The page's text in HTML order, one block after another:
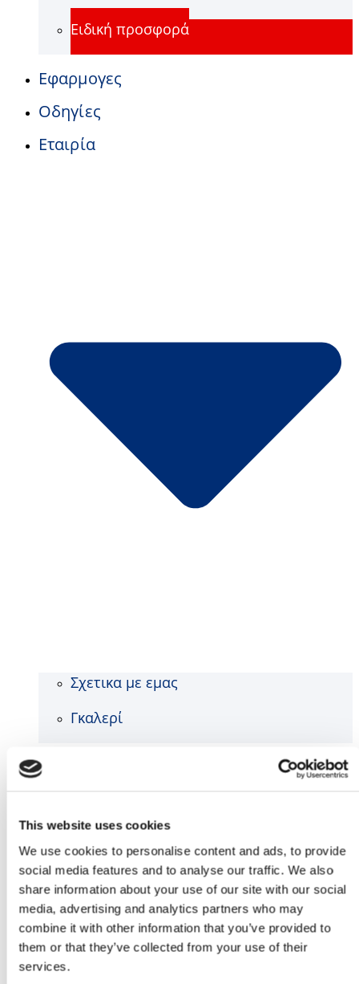
This website uses cookies
We use cookies to personalise content and ads, to provide
social media features and to analyse our traffic. We also
share information about your use of our site with our social
media, advertising and analytics partners who may
combine it with other information that you’ve provided to
them or that they’ve collected from your use of their
services.
Ειδική προσφορά
Εφαρμογες
Οδηγίες
Εταιρία
Σχετικα με εμας
Γκαλερί
Ιστολόγιο